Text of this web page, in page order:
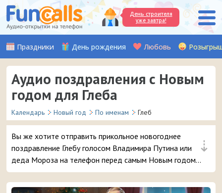
День строителя
уже завтра!
Праздники День рождения Любовь
Аудио поздравления с Новым
годом для Глеба
Календарь Новый год По именам Глеб
⇣
Вы же хотите отправить прикольное новогоднее
поздравление Глебу голосом Владимира Путина или
деда Мороза на телефон перед самым Новым годом?
😜 Обещаем, ему точно понравится – и неожиданный
звонок и такое доброе аудио поздравление 🔥 👏